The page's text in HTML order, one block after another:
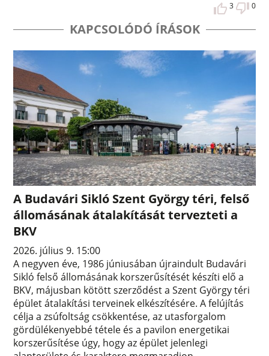
3 0
KAPCSOLÓDÓ ÍRÁSOK
A Budavári Sikló Szent György téri, felső
állomásának átalakítását tervezteti a
BKV
2026. július 9. 15:00
A negyven éve, 1986 júniusában újraindult Budavári
Sikló felső állomásának korszerűsítését készíti elő a
BKV, májusban kötött szerződést a Szent György téri
épület átalakítási terveinek elkészítésére. A felújítás
célja a zsúfoltság csökkentése, az utasforgalom
gördülékenyebbé tétele és a pavilon energetikai
korszerűsítése úgy, hogy az épület jelenlegi